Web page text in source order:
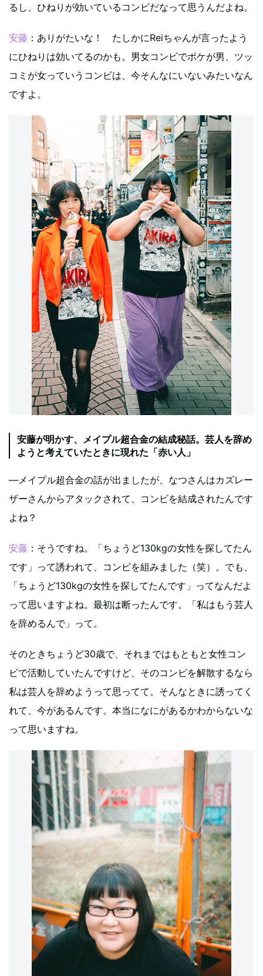
るし、ひねりが効いているコンビだなって思うんだよね。
安藤 ：ありがたいな！ たしかにReiちゃんが言ったよう
にひねりは効いてるのかも。男女コンビでボケが男、ツッ
コミが女っていうコンビは、今そんなにいないみたいなん
ですよ。
安藤が明かす、メイプル超合金の結成秘話。芸人を辞め
ようと考えていたときに現れた「赤い人」
―メイプル超合金の話が出ましたが、なつさんはカズレー
ザーさんからアタックされて、コンビを結成されたんです
よね？
安藤 ：そうですね。「ちょうど130kgの女性を探してたん
です」って誘われて、コンビを組みました（笑）。でも、
「ちょうど130kgの女性を探してたんです」ってなんだよ
って思いますよね。最初は断ったんです。「私はもう芸人
を辞めるんで」って。
そのときちょうど30歳で、それまではもともと女性コン
ビで活動していたんですけど、そのコンビを解散するなら
私は芸人を辞めようって思ってて。そんなときに誘ってく
れて、今があるんです。本当になにがあるかわからないな
って思いますね。